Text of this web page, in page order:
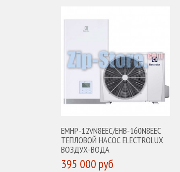
EMHP-12VN8EEC/EHB-160N8EEC
ТЕПЛОВОЙ НАСОС ELECTROLUX
ВОЗДУХ-ВОДА
395 000 руб